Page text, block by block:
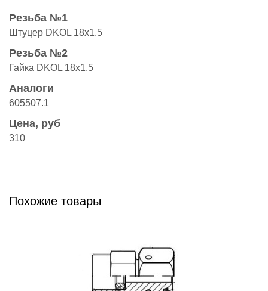
Резьба №1
Штуцер DKOL 18x1.5
Резьба №2
Гайка DKOL 18x1.5
Аналоги
605507.1
Цена, руб
310
Похожие товары